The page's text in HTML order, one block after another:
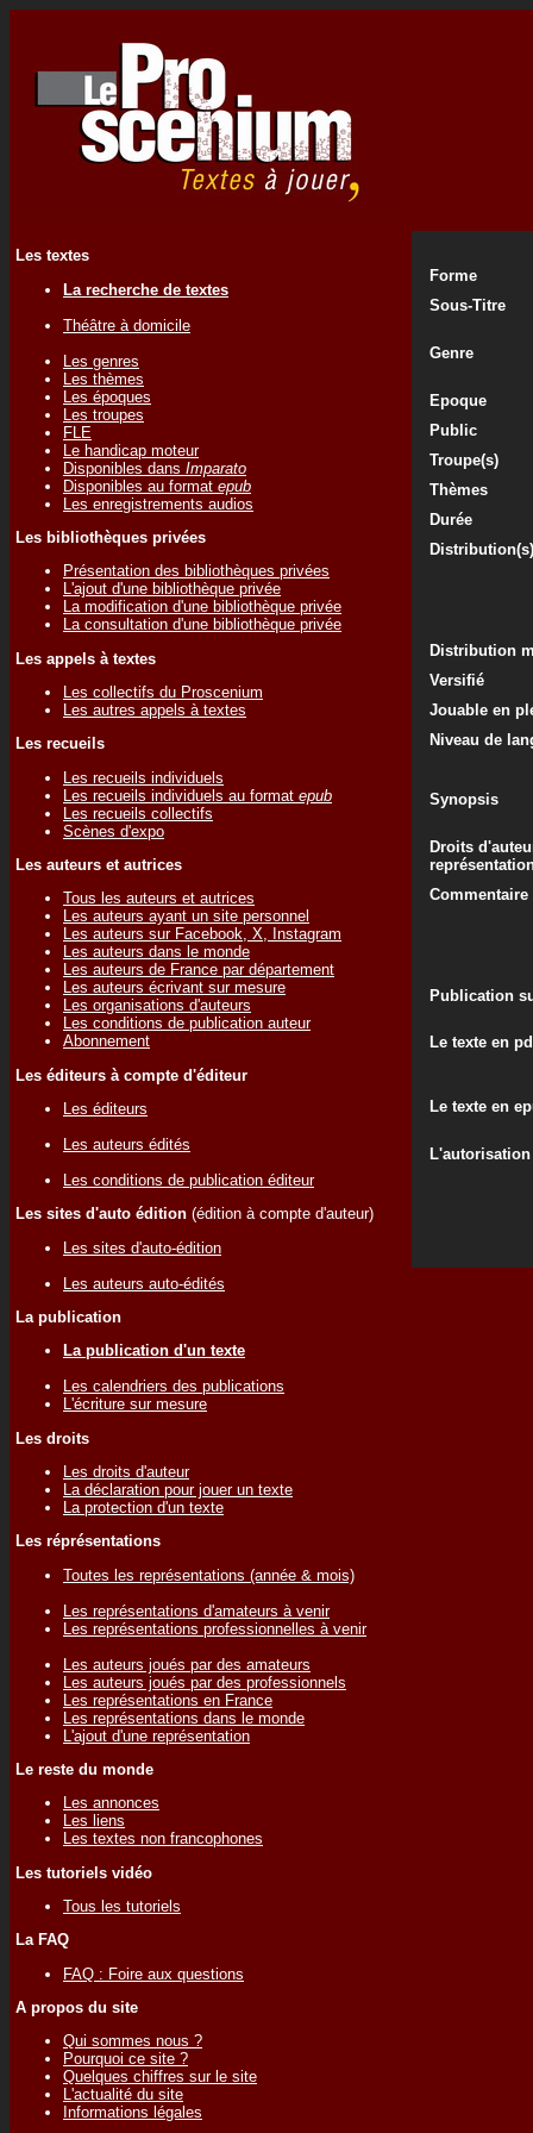
Les textes
La recherche de textes
Théâtre à domicile
Les genres
Les thèmes
Les époques
Les troupes
FLE
Le handicap moteur
Disponibles dans Imparato
Disponibles au format epub
Les enregistrements audios
Les bibliothèques privées
Présentation des bibliothèques privées
L'ajout d'une bibliothèque privée
La modification d'une bibliothèque privée
La consultation d'une bibliothèque privée
Les appels à textes
Les collectifs du Proscenium
Les autres appels à textes
Les recueils
Les recueils individuels
Les recueils individuels au format epub
Les recueils collectifs
Scènes d'expo
Les auteurs et autrices
Tous les auteurs et autrices
Les auteurs ayant un site personnel
Les auteurs sur Facebook, X, Instagram
Les auteurs dans le monde
Les auteurs de France par département
Les auteurs écrivant sur mesure
Les organisations d'auteurs
Les conditions de publication auteur
Abonnement
Les éditeurs à compte d'éditeur
Les éditeurs
Les auteurs édités
Les conditions de publication éditeur
Les sites d'auto édition (édition à compte d'auteur)
Les sites d'auto-édition
Les auteurs auto-édités
La publication
La publication d'un texte
Les calendriers des publications
L'écriture sur mesure
Les droits
Les droits d'auteur
La déclaration pour jouer un texte
La protection d'un texte
Les réprésentations
Toutes les représentations (année & mois)
Les représentations d'amateurs à venir
Les représentations professionnelles à venir
Les auteurs joués par des amateurs
Les auteurs joués par des professionnels
Les représentations en France
Les représentations dans le monde
L'ajout d'une représentation
Le reste du monde
Les annonces
Les liens
Les textes non francophones
Les tutoriels vidéo
Tous les tutoriels
La FAQ
FAQ : Foire aux questions
A propos du site
Qui sommes nous ?
Pourquoi ce site ?
Quelques chiffres sur le site
L'actualité du site
Informations légales
Forme
Sous-Titre
Genre
Epoque
Public
Troupe(s)
Thèmes
Durée
Distribution(s)
Distribution
Versifié
Jouable en
Niveau de
Synopsis
Droits
Publication
Le texte en
Le texte en
L'autorisation